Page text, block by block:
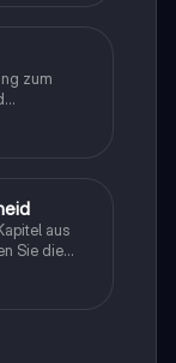
zum
die
aus
Sie die
als
wie